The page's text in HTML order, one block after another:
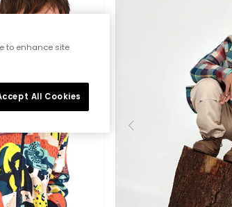
to enhance site
All Cookies